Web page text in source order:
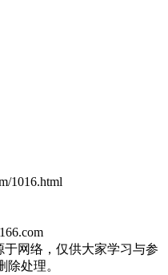
1016.html
网络，仅供大家学习与参
处理。